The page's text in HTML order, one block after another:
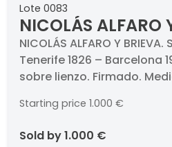
Lote 0083
NICOLÁS ALFARO
Marina
NICOLÁS ALFARO Y
Tenerife 1826 – Barcelona
sobre lienzo. Firmado.
Starting price 1.000 €
sold by1.000 €